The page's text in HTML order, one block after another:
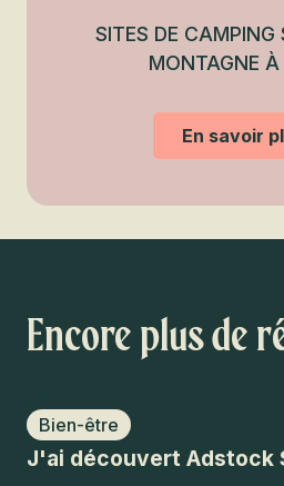
SITES DE CAMPING
MONTAGNE À
En savoir
Encore plus de
Bien-être
J'ai découvert Adstock